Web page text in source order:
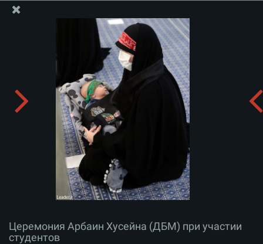
Информационный блок офиса Великого Лидера
Церемония Арбаин Хусейна (ДБМ) при участии
студентов
Скачать альбом:
Церемония Арбаин Хусейна (ДБМ) при участии
студентов